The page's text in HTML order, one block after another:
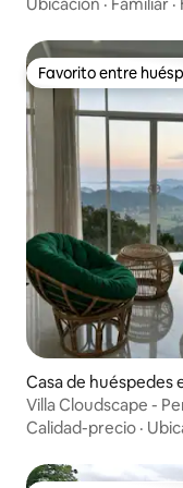
Ubicación · Familiar ·
Favorito entre
Favorito entre
Casa de huéspedes
Villa Cloudscape -
Calidad-precio ·